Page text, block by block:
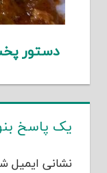
دستور
یک پاسخ
نشانی ایمیل